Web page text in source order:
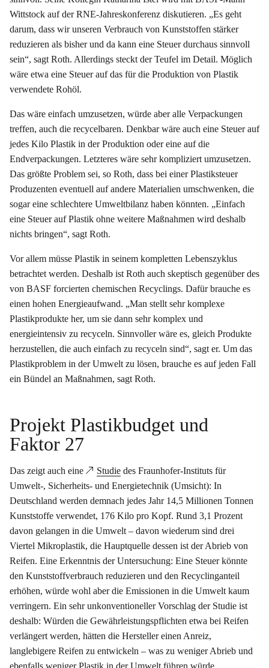
Wittstock auf der RNE-Jahreskonferenz diskutieren. „Es geht
darum, dass wir unseren Verbrauch von Kunststoffen stärker
reduzieren als bisher und da kann eine Steuer durchaus sinnvoll
sein“, sagt Roth. Allerdings steckt der Teufel im Detail. Möglich
wäre etwa eine Steuer auf das für die Produktion von Plastik
verwendete Rohöl.
Das wäre einfach umzusetzen, würde aber alle Verpackungen
treffen, auch die recycelbaren. Denkbar wäre auch eine Steuer auf
jedes Kilo Plastik in der Produktion oder eine auf die
Endverpackungen. Letzteres wäre sehr kompliziert umzusetzen.
Das größte Problem sei, so Roth, dass bei einer Plastiksteuer
Produzenten eventuell auf andere Materialien umschwenken, die
sogar eine schlechtere Umweltbilanz haben könnten. „Einfach
eine Steuer auf Plastik ohne weitere Maßnahmen wird deshalb
nichts bringen“, sagt Roth.
Vor allem müsse Plastik in seinem kompletten Lebenszyklus
betrachtet werden. Deshalb ist Roth auch skeptisch gegenüber des
von BASF forcierten chemischen Recyclings. Dafür brauche es
einen hohen Energieaufwand. „Man stellt sehr komplexe
Plastikprodukte her, um sie dann sehr komplex und
energieintensiv zu recyceln. Sinnvoller wäre es, gleich Produkte
herzustellen, die auch einfach zu recyceln sind“, sagt er. Um das
Plastikproblem in der Umwelt zu lösen, brauche es auf jeden Fall
ein Bündel an Maßnahmen, sagt Roth.
Projekt Plastikbudget und
Faktor 27
Das zeigt auch eine Studie des Fraunhofer-Instituts für
Umwelt-, Sicherheits- und Energietechnik (Umsicht): In
Deutschland werden demnach jedes Jahr 14,5 Millionen Tonnen
Kunststoffe verwendet, 176 Kilo pro Kopf. Rund 3,1 Prozent
davon gelangen in die Umwelt – davon wiederum sind drei
Viertel Mikroplastik, die Hauptquelle dessen ist der Abrieb von
Reifen. Eine Erkenntnis der Untersuchung: Eine Steuer könnte
den Kunststoffverbrauch reduzieren und den Recyclinganteil
erhöhen, würde wohl aber die Emissionen in die Umwelt kaum
verringern. Ein sehr unkonventioneller Vorschlag der Studie ist
deshalb: Würden die Gewährleistungspflichten etwa bei Reifen
verlängert werden, hätten die Hersteller einen Anreiz,
langlebigere Reifen zu entwickeln – was zu weniger Abrieb und